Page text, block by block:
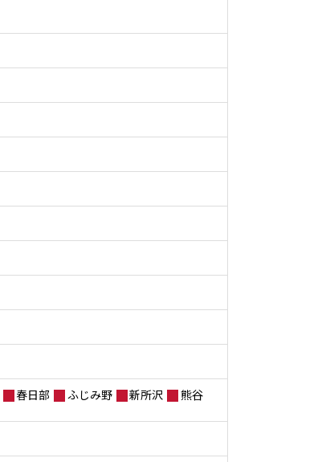
春日部 ふじみ野 新所沢
熊谷